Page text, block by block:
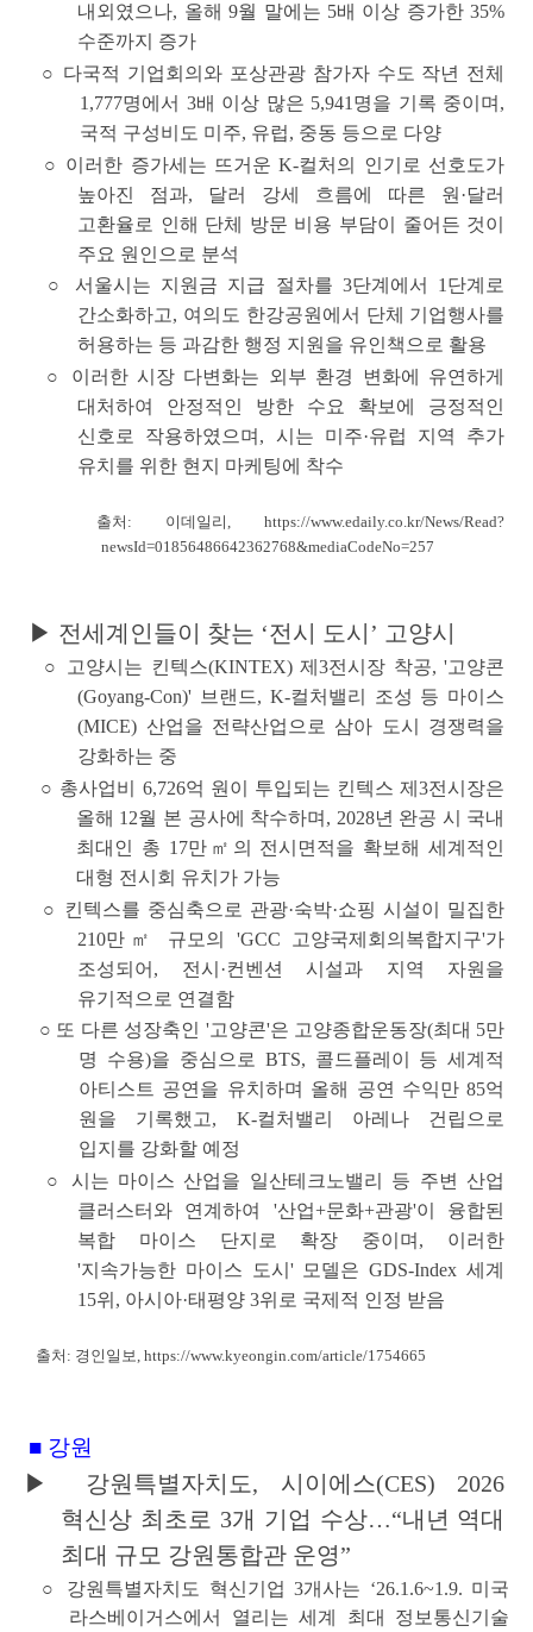
내외였으나, 올해9월 말에는 5배 이상 증가한 35%
수준까지 증가
○ 다국적 기업회의와 포상관광 참가자 수 도 작년 전체
1,777명에서 3배 이상 많은 5,941명을 기록 중이며,
국적 구성비도 미주, 유럽, 중동 등으로 다양
○ 이러한 증가세는 뜨거운 K-컬처의 인기로 선호도가
높아진 점과, 달러 강세 흐름에 따른 원·달러
고환율로 인해 단체 방문 비용 부담이 줄어든 것이
주요 원인으로 분석
○ 서울시는 지원금 지급 절차를 3단계에서 1단계로
간소화하고, 여의도 한강공원에서 단체 기업행사를
허용하는 등 과감한 행정 지원을 유인책으로 활용
○ 이러한 시장 다변화는 외부 환경 변화에 유연하게
대처하여 안정적인 방한 수요 확보에 긍정적인
신호로 작용하였으며, 시는 미주·유럽 지역 추가
유치를 위한 현지 마케팅에 착수
출처: 이데일리,https://www.edaily.co.kr/News/Read?
newsId=01856486642362768&mediaCodeNo=257
▶ 전세계인들이 찾는 ‘전시 도시’ 고양시
○
고양시는 킨텍스(KINTEX) 제3전시장 착공, '고양콘
(Goyang-Con)' 브랜드, K-컬처밸리 조성 등 마이스
(MICE) 산업을 전략산업으로 삼아 도시 경쟁력을
강화하는 중
○ 총사업비 6,726억 원이 투입되는 킨텍스 제3전시장은
올해 12월 본 공사에 착수하며, 2028년 완공 시 국내
최대인 총 17만㎡의 전시면적을 확보해 세계적인
대형 전시회 유치가 가능
○ 킨텍스를 중심축으로 관광·숙박·쇼핑 시설이 밀집한
210만㎡ 규모의 'GCC 고양국제회의복합지구'가
조성되어, 전시·컨벤션 시설과 지역 자원을
유기적으로 연결함
○ 또 다른 성장축인 '고양콘'은 고양종합운동장(최대 5만
명 수용)을 중심으로 BTS, 콜드플레이 등 세계적
아티스트 공연을 유치 하며 올해 공연 수익만 85억
원을 기록했고, K-컬처밸리 아레나 건립으로
입지를 강화할 예정
○ 시는 마이스 산업을 일산테크노밸리 등 주변 산업
클러스터와 연계하여 '산업+문화+관광'이 융합된
복합 마이스 단지로 확장 중이며, 이러한
'지속가능한 마이스 도시' 모델은 GDS-Index 세계
15위, 아시아·태평양 3위로 국제적 인정 받음
출처: 경인일보, https://www.kyeongin.com/article/1754665
■ 강원
▶ 강원특별자치도, 시이에스(CES) 2026
혁신상 최초로 3개 기업 수상…“내년 역대
최대 규모 강원통합관 운영”
○ 강원특별자치도 혁신기업 3개사는 ‘26.1.6~1.9. 미국
라스베이거스에서
열리는세계 최대 정보통신기술